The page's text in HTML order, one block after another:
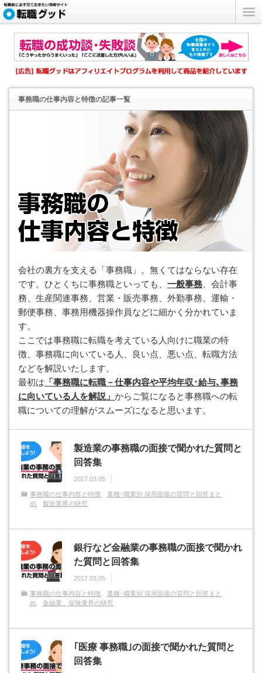
事務職の仕事内容と特徴の記事一覧
会社の裏方を支える「事務職」。無くてはならない存在
です。ひとくちに事務職といっても、 一般事務 、会計事
務、生産関連事務、営業・販売事務、外勤事務、運輸・
郵便事務、事務用機器操作員などに細かく分かれていま
す。
ここでは事務職に転職を考えている人向けに職業の特
徴、事務職に向いている人、良い点、悪い点、転職方法
などを解説いたします。
最初は 「事務職に転職－仕事内容や平均年収･給与､事務
に向いている人を解説」 からご覧になると事務職への転
職についての理解がスムーズになると思います。
製造業の事務職の面接で聞かれた質問と
回答集
2017.03.05
事務職の仕事内容と特徴
業種･職業別 採用面接の質問と回答まと
め
製造業界の研究
銀行など金融業の事務職の面接で聞かれ
た質問と回答集
2017.03.05
事務職の仕事内容と特徴
業種･職業別 採用面接の質問と回答まと
め
金融業、保険業界の研究
｢医療 事務職｣の面接で聞かれた質問と
回答集